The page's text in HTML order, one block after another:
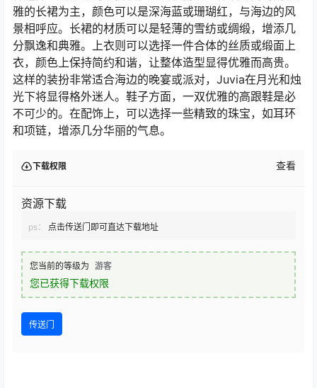
雅的长裙为主，颜色可以是深海蓝或珊瑚红，与海边的风
景相呼应。长裙的材质可以是轻薄的雪纺或绸缎，增添几
分飘逸和典雅。上衣则可以选择一件合体的丝质或缎面上
衣，颜色上保持简约和谐，让整体造型显得优雅而高贵。
这样的装扮非常适合海边的晚宴或派对，Juvia在月光和烛
光下将显得格外迷人。鞋子方面，一双优雅的高跟鞋是必
不可少的。在配饰上，可以选择一些精致的珠宝，如耳环
和项链，增添几分华丽的气息。
下载权限 查看
资源下载
ps： 点击传送门即可直达下载地址
您当前的等级为 游客
您已获得下载权限
传送门